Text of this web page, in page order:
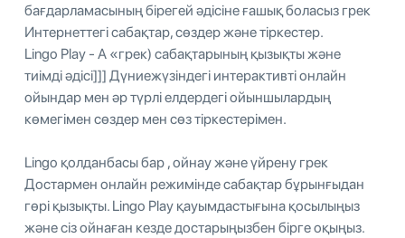
бағдарламасының бірегей әдісіне ғашық боласыз грек
Интернеттегі сабақтар, сөздер және тіркестер.
Lingo Play - A «грек) сабақтарының қызықты және
тиімді әдісі]]] Дүниежүзіндегі интерактивті онлайн
ойындар мен әр түрлі елдердегі ойыншылардың
көмегімен сөздер мен сөз тіркестерімен.
Lingo қолданбасы бар , ойнау және үйрену грек
Достармен онлайн режимінде сабақтар бұрынғыдан
гөрі қызықты. Lingo Play қауымдастығына қосылыңыз
және сіз ойнаған кезде достарыңызбен бірге оқыңыз.